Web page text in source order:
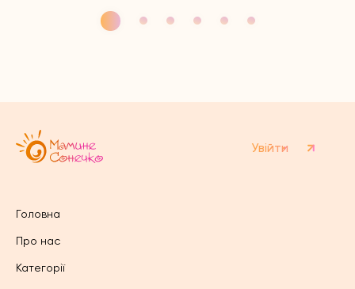
товару
Увійти
Головна
Про нас
Категорії